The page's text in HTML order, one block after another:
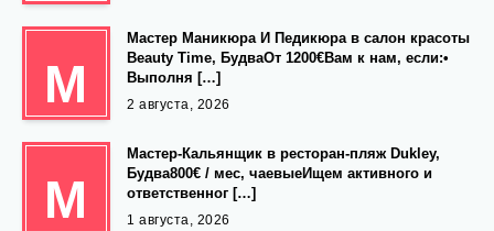
М
Мастер Маникюра И Педикюра в салон красоты
Beauty Time, БудваОт 1200€Вам к нам, если:•
Выполня […]
2 августа, 2026
М
Мастер-Кальянщик в ресторан-пляж Dukley,
Будва800€ / мес, чаевыеИщем активного и
ответственног […]
1 августа, 2026